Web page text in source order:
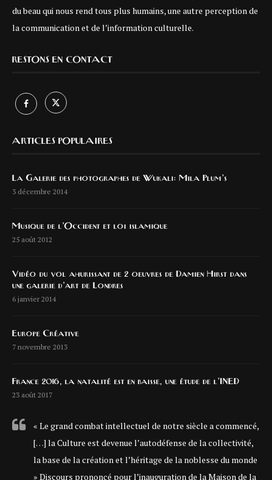
du beau qui nous rend tous plus humains, une autre perception de
la communication et de l’information culturelle.
RESTONS EN CONTACT
ARTICLES POPULAIRES
La Galerie des photographes de Wukali: Mila Plum’s
3 décembre 2014
Musique de l’Occident et loi islamique
25 août 2012
Vidéo du vol ahurissant de 2 oeuvres de Damien Hirst dans
une galerie d’art de Londres
6 janvier 2014
Europe Créative
7 novembre 2013
France 2016, la natalité est en baisse, une étude de l’INED
23 août 2017
« Le grand combat intellectuel de notre siècle a commencé,
[…] la Culture est devenue l’autodéfense de la collectivité,
la base de la création et l’héritage de la noblesse du monde
» Discours prononcé pour l’inauguration de la Maison de la